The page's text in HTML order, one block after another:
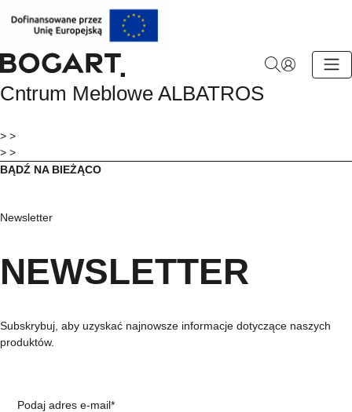
BOGART.
-
główna
Cntrum Meblowe ALBATROS
> >
> >
BĄDŹ NA BIEŻĄCO
Newsletter
NEWSLETTER
Subskrybuj, aby uzyskać najnowsze informacje dotyczące naszych
produktów.
Podaj adres e-mail*